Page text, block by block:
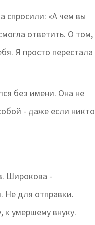
спросили: «А чем вы
ответить. О том,
Я просто перестала
без имени. Она не
- даже если никто
Широкова -
Не для отправки.
к умершему внуку.